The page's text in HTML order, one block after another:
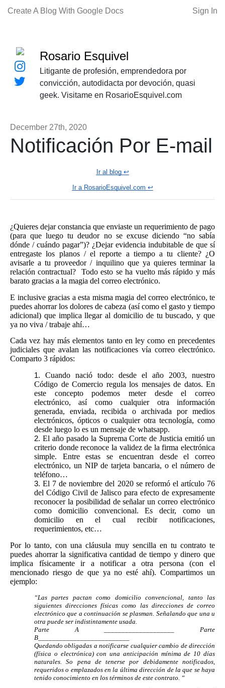
Create A Blog With Google Docs Sign In
Rosario Esquivel
Litigante de profesión, emprendedora por
convicción, autodidacta por devoción, quasi
geek. Visitame en RosarioEsquivel.com
December 27th, 2020
Notificación Por E-mail
Ir al blog ↩️
Ir a RosarioEsquivel.com ↩️
¿Quieres dejar constancia que enviaste un requerimiento de pago
(para que luego tu deudor no se excuse diciendo “no sabía
dónde / cuándo pagar”)? ¿Dejar evidencia indubitable de que sí
entregaste los planos / el reporte a tiempo a tu cliente? ¿O
avisarle a tu proveedor / inquilino que ya quieres terminar la
relación contractual? Todo esto se ha vuelto más rápido y más
barato gracias a la magia del correo electrónico.
E inclusive gracias a esta misma magia del correo electrónico, te
puedes ahorrar los dolores de cabeza (así como el gasto y tiempo
adicional) que implica llegar al domicilio de tu buscado, y que
ya no viva / trabaje ahí…
Cada vez hay más elementos tanto en ley como en precedentes
judiciales que avalan las notificaciones vía correo electrónico.
Comparto 3 rápidos:
Cuando nació todo: desde el año 2003, nuestro
Código de Comercio regula los mensajes de datos. En
este concepto podemos meter desde el correo
electrónico, así como cualquier otra información
generada, enviada, recibida o archivada por medios
electrónicos, ópticos o cualquier otra tecnología, como
desde luego lo es un mensaje de whatsapp.
El año pasado la Suprema Corte de Justicia emitió un
criterio donde reconoce la validez de la firma electrónica
simple. Entre estas se encuentran desde el correo
electrónico, un NIP de tarjeta bancaria, o el número de
teléfono…
El 7 de noviembre del 2020 se reformó el artículo 76
del Código Civil de Jalisco para efecto de expresamente
reconocer la posibilidad de señalar un correo electrónico
como domicilio convencional. Es decir, como un
domicilio en el cual recibir notificaciones,
requerimientos, etc…
Por lo tanto, con una cláusula muy sencilla en tu contrato te
puedes ahorrar la significativa cantidad de tiempo y dinero que
implica físicamente ir a notificar a otra persona (con el
mencionado riesgo de que ya no esté ahí). Compartimos un
ejemplo:
“Las partes pactan como domicilio convencional, tanto las
siguientes direcciones físicas como las direcciones de correo
electrónico que a continuación se plasman. Señalando que una u
otra puede ser indistintamente usada.
Parte A ____________________ Parte
B__________________________
Quedando obligadas a notificarse cualquier cambio de dirección
(física o electrónica) con una anticipación mínima de 10 días
naturales. So pena de tenerse por debidamente notificados,
requeridos o emplazados en la última dirección de la que se haya
tenido conocimiento en los términos de este contrato. “